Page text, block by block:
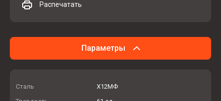
Распечатать
Параметры
Сталь
Х12МФ